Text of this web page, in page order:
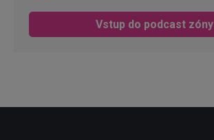
Vstup do podcast zóny